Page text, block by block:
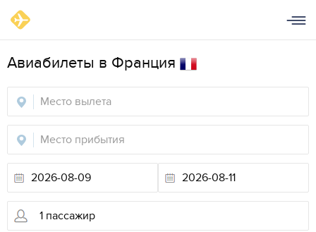
Aвиабилеты в Франция